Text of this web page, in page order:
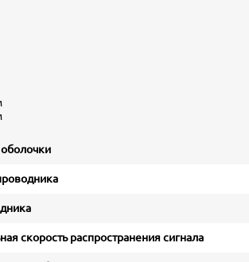
скорость распространения сигнала